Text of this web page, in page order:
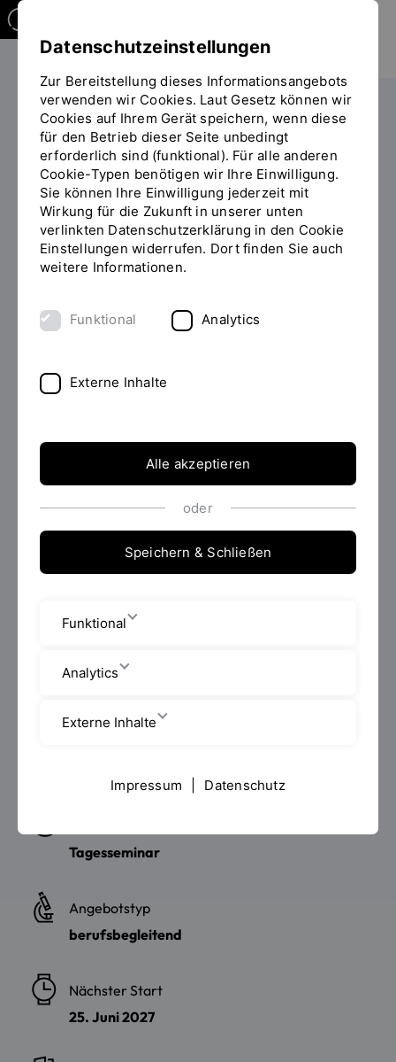
Sie
befinden
sich
auf
der
Seite
"Zusatzangebot
(Detailansicht)"
Studieren
INHALT
TAGESSEMINAR
Online-Mediation
absolvieren
In dem zweitägigen Seminar erlernen Sie Techniken
und Methoden, damit Mediation auch im virtuellen
Foto: OTH Regensburg | Florian Hammerich
AUF EINEN BLICK
Tagesseminar
Angebotstyp
berufsbegleitend
Nächster Start
25. Juni 2027
Datenschutzeinstellungen
Zur Bereitstellung dieses Informationsangebots
verwenden wir Cookies. Laut Gesetz können wir
Cookies auf Ihrem Gerät speichern, wenn diese
für den Betrieb dieser Seite unbedingt
erforderlich sind (funktional). Für alle anderen
Cookie-Typen benötigen wir Ihre Einwilligung.
Sie können Ihre Einwilligung jederzeit mit
Wirkung für die Zukunft in unserer unten
verlinkten Datenschutzerklärung in den Cookie
Einstellungen widerrufen. Dort finden Sie auch
weitere Informationen.
Funktional Analytics
Externe Inhalte
Alle akzeptieren
oder
Speichern & Schließen
Funktional
Analytics
Externe Inhalte
Impressum Datenschutz